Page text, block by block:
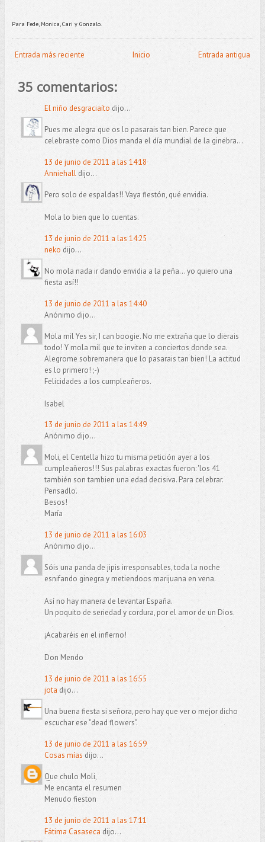
Para Fede, Monica, Cari y Gonzalo.
Entrada más reciente Entrada antigua
Inicio
35 comentarios:
El niño desgraciaíto dijo...
Pues me alegra que os lo pasarais tan bien. Parece que
celebraste como Dios manda el día mundial de la ginebra...
13 de junio de 2011 a las 14:18
Anniehalldijo...
Pero solo de espaldas!! Vaya fiestón, qué envidia.
Mola lo bien que lo cuentas.
13 de junio de 2011 a las 14:25
neko dijo...
No mola nada ir dando envidia a la peña... yo quiero una
fiesta así!!
13 de junio de 2011 a las 14:40
Anónimo dijo...
Mola mil Yes sir, I can boogie. No me extraña que lo dierais
todo! Y mola mil que te inviten a conciertos donde sea.
Alegrome sobremanera que lo pasarais tan bien! La actitud
es lo primero! ;-)
Felicidades a los cumpleañeros.
Isabel
13 de junio de 2011 a las 14:49
Anónimo dijo...
Moli, el Centella hizo tu misma petición ayer a los
cumpleañeros!!! Sus palabras exactas fueron: 'los 41
también son tambien una edad decisiva. Para celebrar.
Pensadlo'.
Besos!
María
13 de junio de 2011 a las 16:03
Anónimo dijo...
Sóis una panda de jipis irresponsables, toda la noche
esnifando ginegra y metiendoos marijuana en vena.
Así no hay manera de levantar España.
Un poquito de seriedad y cordura, por el amor de un Dios.
¡Acabaréis en el infierno!
Don Mendo
13 de junio de 2011 a las 16:55
jota dijo...
Una buena fiesta si señora, pero hay que ver o mejor dicho
escuchar ese "dead flowers".
13 de junio de 2011 a las 16:59
Cosas mías dijo...
Que chulo Moli,
Me encanta el resumen
Menudo fieston
13 de junio de 2011 a las 17:11
Fátima Casaseca dijo...